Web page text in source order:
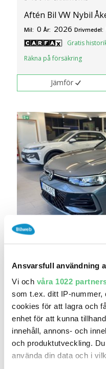
Ansvarsfull användning
Vi och våra 1022
som t.ex. ditt IP-nummer,
cookies för att lagra och
enhet för att kunna
innehåll, annons- och
och produktutveckling.
använda din data och i
Aftén Bil VW Nybil
Mil: 0 År: 2026 Drivmedel:
Gratis
Räkna på försäkring
Jämför
1 aug 08:48
Pris4 995 kr
Aftén Bil VW Nybil
Mil: 0 År: 2026 Drivmedel:
Gratis
Räkna på försäkring
Jämför